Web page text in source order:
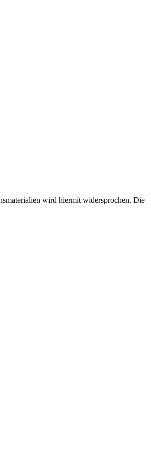
wird hiermit widersprochen. Die